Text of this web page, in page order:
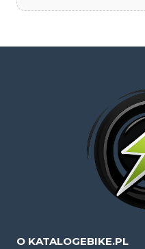
O KATALOGEBIKE.PL